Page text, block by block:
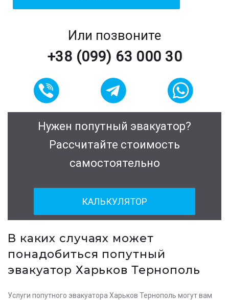
Или позвоните
+38 (099) 63 000 30
Нужен попутный эвакуатор?
Рассчитайте стоимость
самостоятельно
КАЛЬКУЛЯТОР
В каких случаях может
понадобиться попутный
эвакуатор Харьков Тернополь
Услуги попутного эвакуатора Харьков Тернополь могут вам